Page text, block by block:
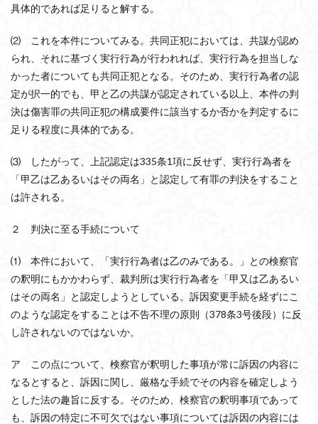
具体的であれば足りると解する。
⑵ これを本件についてみる。共同正犯においては、共謀が認め
られ、それに基づく実行行為が行われれば、実行行為を担当しな
かった者についても共同正犯となる。そのため、実行行為者の認
定が択一的でも、甲と乙の共謀が認定されている以上、本件の判
決は傷害罪の共同正犯の構成要件に該当するか否かを判定するに
足りる程度に具体的である。
⑶ したがって、上記認定は335条1項に反せず、実行行為者を
「甲乙は乙あるいはその両名」と認定して有罪の判決をすること
は許される。
２ 判決に至る手続について
⑴ 本件において、「実行行為者は乙のみである。」との検察官
の釈明にもかかわらず、裁判所は実行行為者を「甲又は乙あるい
はその両名」と認定しようとしている。訴因変更手続を経ずにこ
のような認定をすることは不告不理の原則（378条3号後段）に反
し許されないのではないか。
ア この点について、検察官が釈明した事項が常に訴因の内容に
なるとすると、訴因に関し、厳格な手続でその内容を確定しよう
とした法の趣旨に反する。そのため、検察官の釈明事項であって
も、訴因の特定に不可欠ではない事項については訴因の内容には